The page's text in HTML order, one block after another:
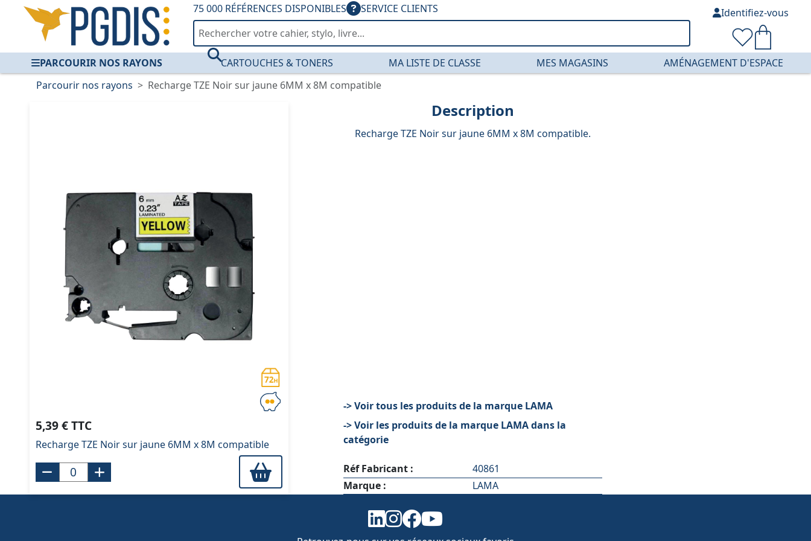
75 000 RÉFÉRENCES DISPONIBLES SERVICE CLIENTS
PARCOURIR NOS RAYONS CARTOUCHES & TONERS MA LISTE DE CLASSE MES MAGASINS AMÉNAGEMENT D'ESPACE
Identifiez-vous
Parcourir nos rayons Recharge TZE Noir sur jaune 6MM x 8M compatible
5,39 € TTC
Recharge TZE Noir sur jaune 6MM x 8M compatible
Description
Recharge TZE Noir sur jaune 6MM x 8M compatible.
-> Voir tous les produits de la marque LAMA
-> Voir les produits de la marque LAMA dans la
catégorie
Réf Fabricant :
40861
Marque :
LAMA